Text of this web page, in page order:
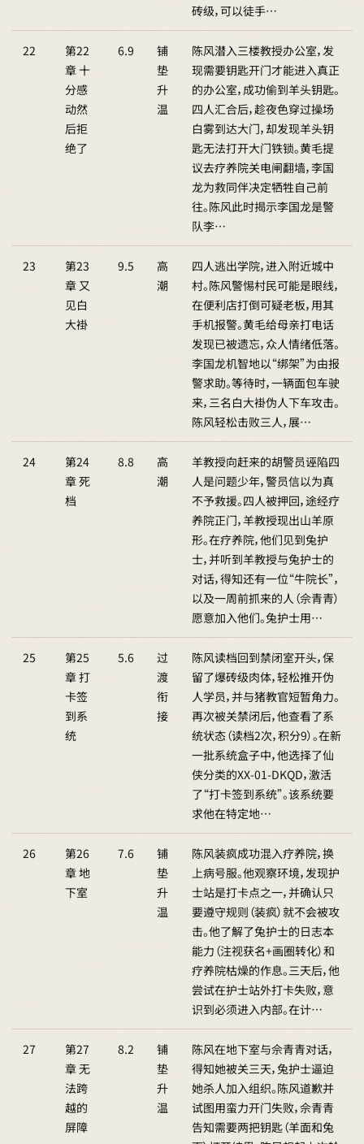
砖级，可以徒手…
22
第22
章 十
分感
动然
后拒
绝了
6.9
铺
垫
升
温
陈风潜入三楼教授办公室，发
现需要钥匙开门才能进入真正
的办公室，成功偷到羊头钥匙。
四人汇合后，趁夜色穿过操场
白雾到达大门，却发现羊头钥
匙无法打开大门铁锁。黄毛提
议去疗养院关电闸翻墙，李国
龙为救同伴决定牺牲自己前
往。陈风此时揭示李国龙是警
队李…
23
第23
章 又
见白
大褂
9.5
高
潮
四人逃出学院，进入附近城中
村。陈风警惕村民可能是眼线，
在便利店打倒可疑老板，用其
手机报警。黄毛给母亲打电话
发现已被遗忘，众人情绪低落。
李国龙机智地以“绑架”为由报
警求助。等待时，一辆面包车驶
来，三名白大褂伪人下车攻击。
陈风轻松击败三人，展…
24
第24
章 死
档
8.8
高
潮
羊教授向赶来的胡警员诬陷四
人是问题少年，警员信以为真
不予救援。四人被押回，途经疗
养院正门，羊教授现出山羊原
形。在疗养院，他们见到兔护
士，并听到羊教授与兔护士的
对话，得知还有一位“牛院长”，
以及一周前抓来的人（佘青青）
愿意加入他们。兔护士用…
25
第25
章 打
卡签
到系
统
5.6
过
渡
衔
接
陈风读档回到禁闭室开头，保
留了爆砖级肉体，轻松推开伪
人学员，并与猪教官短暂角力。
再次被关禁闭后，他查看了系
统状态（读档2次，积分9）。在新
一批系统盒子中，他选择了仙
侠分类的XX-01-DKQD，激活
了“打卡签到系统”。该系统要
求他在特定地…
26
第26
章 地
下室
7.6
铺
垫
升
温
陈风装疯成功混入疗养院，换
上病号服。他观察环境，发现护
士站是打卡点之一，并确认只
要遵守规则（装疯）就不会被攻
击。他了解了兔护士的日志本
能力（注视获名+画圈转化）和
疗养院枯燥的作息。三天后，他
尝试在护士站外打卡失败，意
识到必须进入内部。在计…
27
第27
章 无
法跨
越的
屏障
8.2
铺
垫
升
温
陈风在地下室与佘青青对话，
得知她被关三天，兔护士逼迫
她杀人加入组织。陈风道歉并
试图用蛮力开门失败，佘青青
告知需要两把钥匙（羊面和兔